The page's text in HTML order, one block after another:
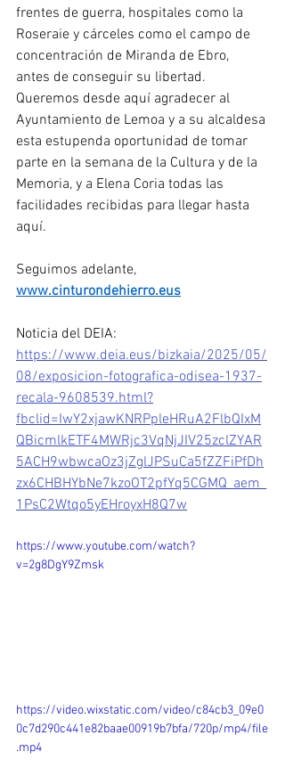
frentes de guerra, hospitales como la
Roseraie y cárceles como el campo de
concentración de Miranda de Ebro,
antes de conseguir su libertad.
Queremos desde aquí agradecer al
Ayuntamiento de Lemoa y a su alcaldesa
esta estupenda oportunidad de tomar
parte en la semana de la Cultura y de la
Memoria, y a Elena Coria todas las
facilidades recibidas para llegar hasta
aquí.
Seguimos adelante,
www.cinturondehierro.eus
Noticia del DEIA:
https://www.deia.eus/bizkaia/2025/05/
08/exposicion-fotografica-odisea-1937-
recala-9608539.html?
fbclid=IwY2xjawKNRPpleHRuA2FlbQIxM
QBicmlkETF4MWRjc3VqNjJIV25zclZYAR
5ACH9wbwcaOz3jZglJPSuCa5fZZFiPfDh
zx6CHBHYbNe7kzoOT2pfYq5CGMQ_aem_
1PsC2Wtqo5yEHroyxH8Q7w
https://www.youtube.com/watch?
v=2g8DgY9Zmsk
https://video.wixstatic.com/video/c84cb3_09e0
0c7d290c441e82baae00919b7bfa/720p/mp4/file
.mp4